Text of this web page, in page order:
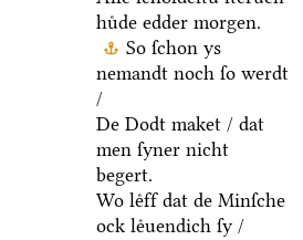
huͤde edder morgen.
So ſchon ys
nemandt noch ſo werdt
/
De Dodt maket / dat
men ſyner nicht
begert.
Wo leͤff dat de Minſche
ock leͤuendich ſy /